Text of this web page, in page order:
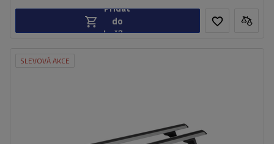
Přidat
do
košíku
SLEVOVÁ AKCE